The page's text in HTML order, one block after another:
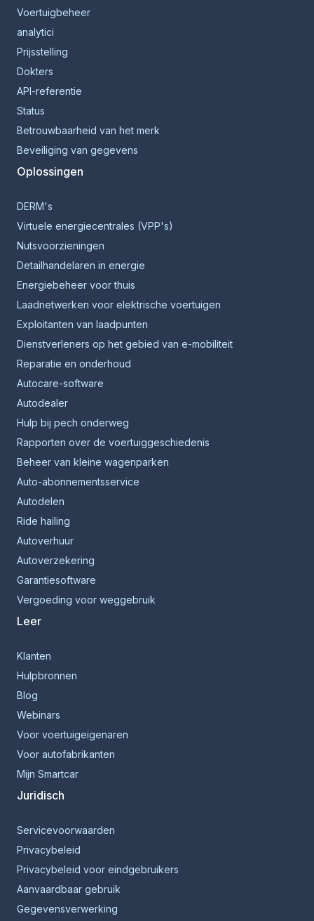
Voertuigbeheer
analytici
Prijsstelling
Dokters
API-referentie
Status
Betrouwbaarheid van het merk
Beveiliging van gegevens
Oplossingen
DERM's
Virtuele energiecentrales (VPP's)
Nutsvoorzieningen
Detailhandelaren in energie
Energiebeheer voor thuis
Laadnetwerken voor elektrische voertuigen
Exploitanten van laadpunten
Dienstverleners op het gebied van e-mobiliteit
Reparatie en onderhoud
Autocare-software
Autodealer
Hulp bij pech onderweg
Rapporten over de voertuiggeschiedenis
Beheer van kleine wagenparken
Auto-abonnementsservice
Autodelen
Ride hailing
Autoverhuur
Autoverzekering
Garantiesoftware
Vergoeding voor weggebruik
Leer
Klanten
Hulpbronnen
Blog
Webinars
Voor voertuigeigenaren
Voor autofabrikanten
Mijn Smartcar
Juridisch
Servicevoorwaarden
Privacybeleid
Privacybeleid voor eindgebruikers
Aanvaardbaar gebruik
Gegevensverwerking